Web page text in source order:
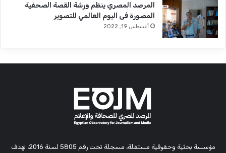
المرصد المصري ينظم ورشة القصة الصحفية
المصورة فى اليوم العالمي للتصوير
أغسطس 19, 2022
مؤسسة بحثية وحقوقية مستقلة، مسجلة تحت رقم 5805 لسنة 2016، تهدف